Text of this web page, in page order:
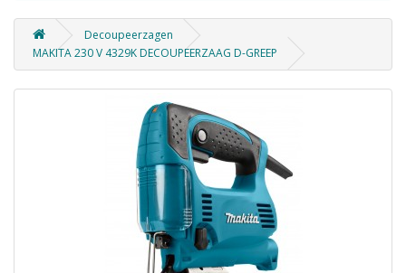
Decoupeerzagen
MAKITA 230 V 4329K DECOUPEERZAAG D-GREEP